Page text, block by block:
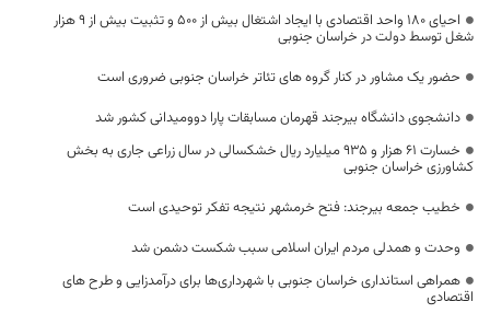
احیای ۱۸۰ واحد اقتصادی با ایجاد اشتغال بیش از ۵۰۰ و تثبیت بیش از ۹ هزار
شغل توسط دولت در خراسان جنوبی
حضور یک مشاور در کنار گروه های تئاتر خراسان جنوبی ضروری است
دانشجوی دانشگاه بیرجند قهرمان مسابقات پارا دوومیدانی کشور شد
خسارت ۶۱ هزار و ۹۳۵ میلیارد ریال خشکسالی در سال زراعی جاری به بخش
کشاورزی خراسان جنوبی
خطیب جمعه بیرجند: فتح خرمشهر نتیجه تفکر توحیدی است
وحدت و همدلی مردم ایران اسلامی سبب شکست دشمن شد
همراهی استانداری خراسان جنوبی با شهرداری‌ها برای درآمدزایی و طرح های
اقتصادی